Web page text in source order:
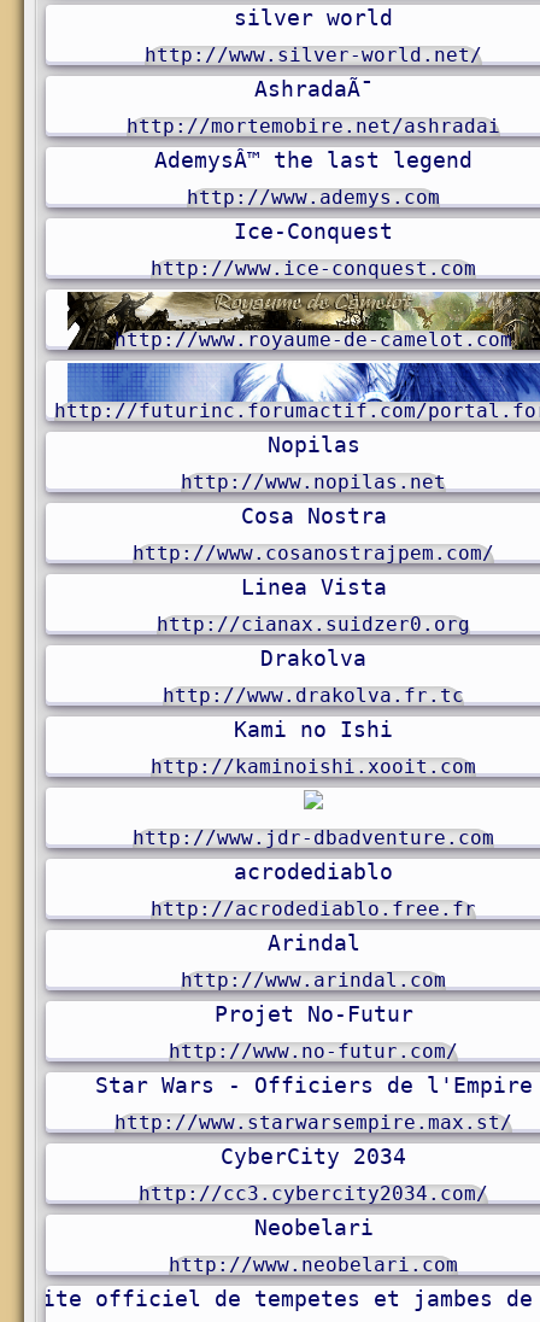
silver world
http://www.silver-world.net/
AshradaÃ¯
http://mortemobire.net/ashradai
AdemysÂ™ the last legend
http://www.ademys.com
Ice-Conquest
http://www.ice-conquest.com
http://www.royaume-de-camelot.com
http://futurinc.forumactif.com/
Nopilas
http://www.nopilas.net
Cosa Nostra
http://www.cosanostrajpem.com/
Linea Vista
http://cianax.suidzer0.org
Drakolva
http://www.drakolva.fr.tc
Kami no Ishi
http://kaminoishi.xooit.com
http://www.jdr-dbadventure.com
acrodediablo
http://acrodediablo.free.fr
Arindal
http://www.arindal.com
Projet No-Futur
http://www.no-futur.com/
Star Wars - Officiers de l'Empire
http://www.starwarsempire.max.st/
CyberCity 2034
http://cc3.cybercity2034.com/
Neobelari
http://www.neobelari.com
site officiel de tempetes et jambes